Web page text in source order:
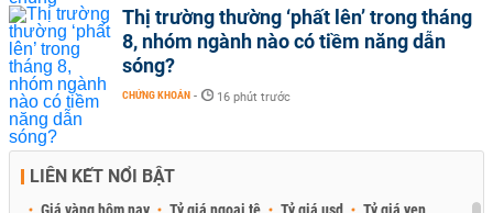
Thị trường thường ‘phất lên’ trong tháng
8, nhóm ngành nào có tiềm năng dẫn
sóng?
CHỨNG KHOÁN - 16 phút trước
LIÊN KẾT NỔI BẬT